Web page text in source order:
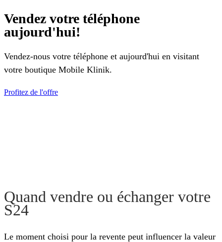
Vendez votre téléphone
aujourd'hui!
Vendez-nous votre téléphone et aujourd'hui en visitant
votre boutique Mobile Klinik.
Profitez de l'offre
Quand vendre ou échanger votre
S24
Le moment choisi pour la revente peut influencer la valeur